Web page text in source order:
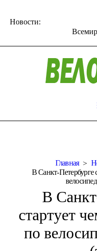
Новости:
Главная
В Санкт-Петербурге
В
стартует
по